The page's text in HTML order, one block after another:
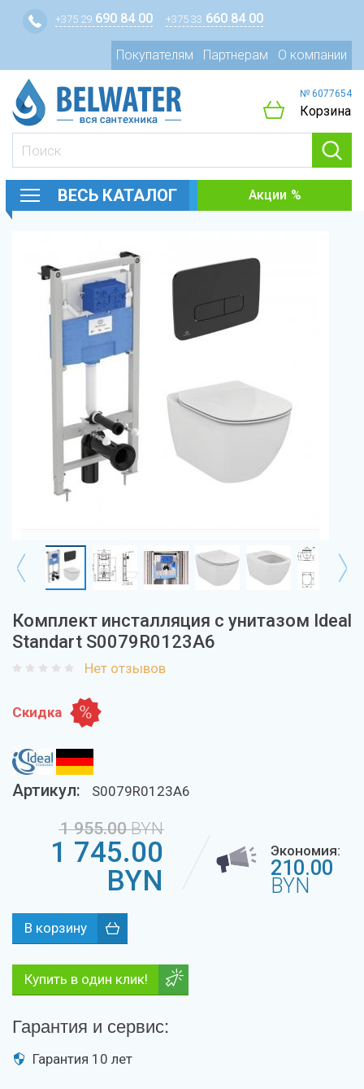
+375 29 690 84 00 +375 33 660 84 00
Покупателям Партнерам О компании
№ 6077654
Корзина
ВЕСЬ КАТАЛОГ Акции
Комплект инсталляция с унитазом Ideal
Standart S0079R0123A6
Нет отзывов
Скидка
Артикул: S0079R0123A6
1 955.00 BYN
1 745.00
BYN
Экономия:
210.00
BYN
Купить в один клик!
Гарантия и сервис:
Гарантия 10 лет